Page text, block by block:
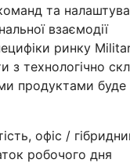
та
взаємодії
ринку
з технологічно
продуктами буде
офіс /
робочого дня